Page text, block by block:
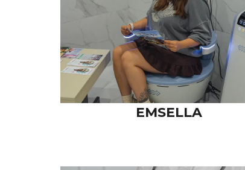
EMSELLA